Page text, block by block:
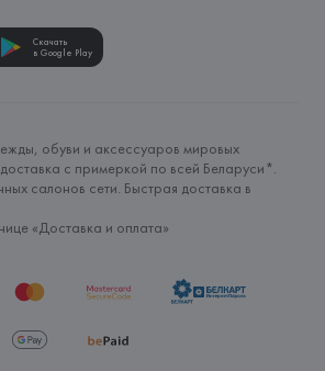
Скачать
в Google Play
обуви и аксессуаров мировых
с примеркой по всей Беларуси*.
салонов сети. Быстрая доставка в
«Доставка и оплата»